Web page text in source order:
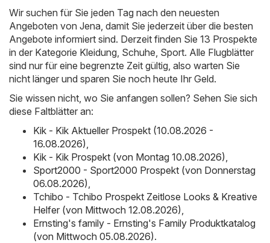
Wir suchen für Sie jeden Tag nach den neuesten
Angeboten von Jena, damit Sie jederzeit über die besten
Angebote informiert sind. Derzeit finden Sie 13 Prospekte
in der Kategorie Kleidung, Schuhe, Sport. Alle Flugblätter
sind nur für eine begrenzte Zeit gültig, also warten Sie
nicht länger und sparen Sie noch heute Ihr Geld.
Sie wissen nicht, wo Sie anfangen sollen? Sehen Sie sich
diese Faltblätter an:
Kik - Kik Aktueller Prospekt (10.08.2026 -
16.08.2026)
Kik - Kik Prospekt (von Montag 10.08.2026)
Sport2000 - Sport2000 Prospekt (von Donnerstag
06.08.2026)
Tchibo - Tchibo Prospekt Zeitlose Looks & Kreative
Helfer (von Mittwoch 12.08.2026)
Ernsting's family - Ernsting's Family Produktkatalog
(von Mittwoch 05.08.2026).